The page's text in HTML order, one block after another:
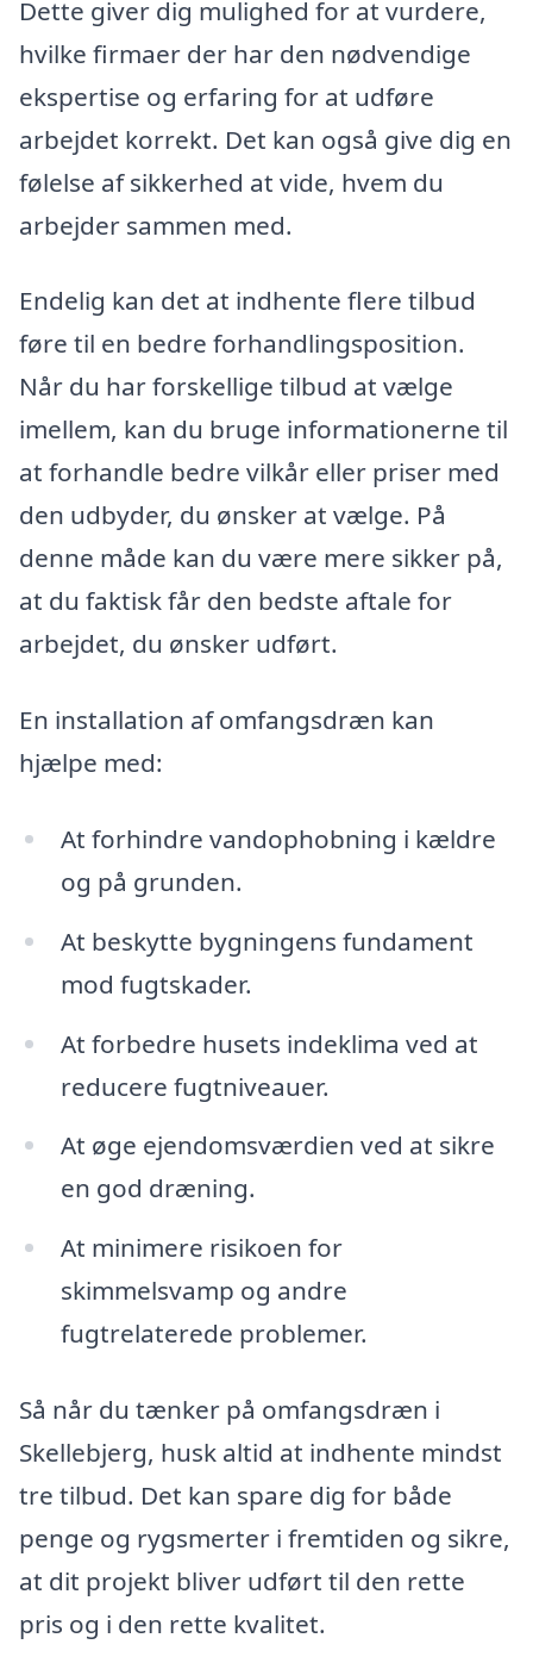
Dette giver dig mulighed for at vurdere,
hvilke firmaer der har den nødvendige
ekspertise og erfaring for at udføre
arbejdet korrekt. Det kan også give dig en
følelse af sikkerhed at vide, hvem du
arbejder sammen med.
Endelig kan det at indhente flere tilbud
føre til en bedre forhandlingsposition.
Når du har forskellige tilbud at vælge
imellem, kan du bruge informationerne til
at forhandle bedre vilkår eller priser med
den udbyder, du ønsker at vælge. På
denne måde kan du være mere sikker på,
at du faktisk får den bedste aftale for
arbejdet, du ønsker udført.
En installation af omfangsdræn kan
hjælpe med:
At forhindre vandophobning i kældre
og på grunden.
At beskytte bygningens fundament
mod fugtskader.
At forbedre husets indeklima ved at
reducere fugtniveauer.
At øge ejendomsværdien ved at sikre
en god dræning.
At minimere risikoen for
skimmelsvamp og andre
fugtrelaterede problemer.
Så når du tænker på omfangsdræn i
Skellebjerg, husk altid at indhente mindst
tre tilbud. Det kan spare dig for både
penge og rygsmerter i fremtiden og sikre,
at dit projekt bliver udført til den rette
pris og i den rette kvalitet.